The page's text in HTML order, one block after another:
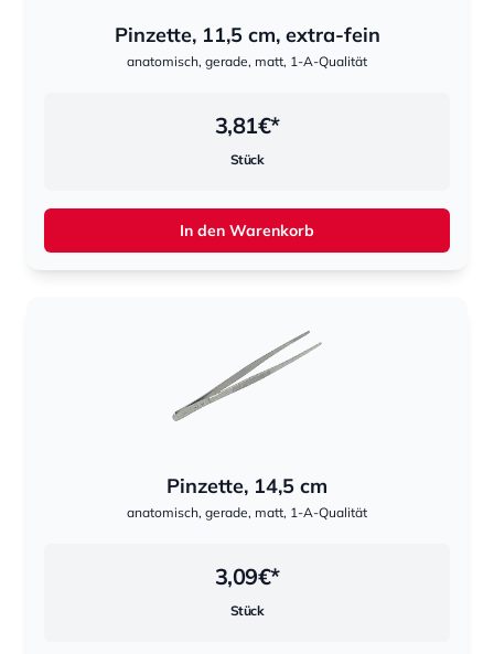
Pinzette, 11,5 cm, extra-fein
anatomisch, gerade, matt, 1-A-Qualität
3,81€*
Stück
In den Warenkorb
Pinzette, 14,5 cm
anatomisch, gerade, matt, 1-A-Qualität
3,09€*
Stück